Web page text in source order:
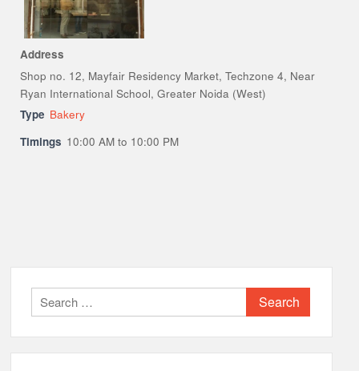
Address
Shop no. 12, Mayfair Residency Market, Techzone 4, Near
Ryan International School, Greater Noida (West)
Type Bakery
Timings 10:00 AM to 10:00 PM
Search
for: